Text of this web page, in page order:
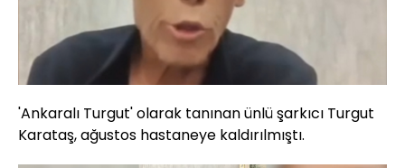
'Ankaralı Turgut' olarak tanınan ünlü şarkıcı Turgut
Karataş, ağustos hastaneye kaldırılmıştı.